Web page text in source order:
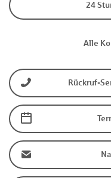
24
Alle
Rückruf-